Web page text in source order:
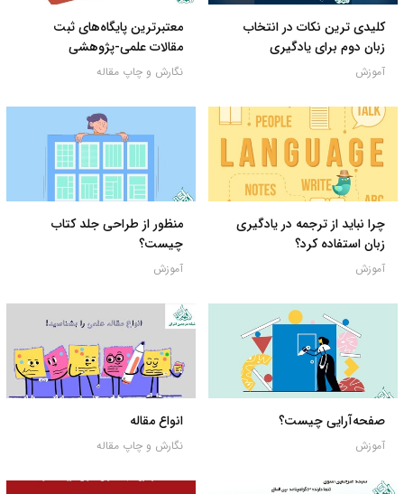
کلیدی ترین نکات در انتخاب
زبان دوم برای یادگیری
آموزش
معتبرترین پایگاه‌های ثبت
مقالات علمی-پژوهشی
نگارش و چاپ مقاله
چرا نباید از ترجمه در یادگیری
زبان استفاده کرد؟
آموزش
منظور از طراحی جلد کتاب
چیست؟
آموزش
صفحه‌آرایی چیست؟
آموزش
انواع مقاله
نگارش و چاپ مقاله